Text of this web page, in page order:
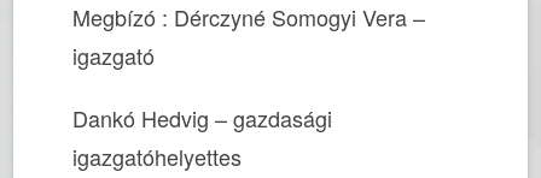
Megbízó : Dérczyné Somogyi Vera –
igazgató
Dankó Hedvig – gazdasági
igazgatóhelyettes